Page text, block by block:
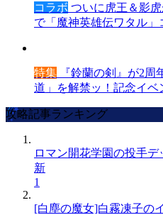
コラボ ついに虎王＆影虎
で「魔神英雄伝ワタル」
特集 『鈴蘭の剣』が2周
道」を解禁ッ！記念イベ
攻略記事ランキング
ロマン開花学園の投手
新
1
[白塵の魔女]白霧凍子の